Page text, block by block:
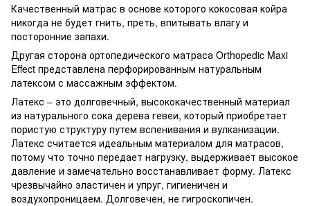
Качественный матрас в основе которого кокосовая койра
никогда не будет гнить, преть, впитывать влагу и
посторонние запахи.
Другая сторона ортопедического матраса Orthopedic Maxi
Effect представлена перфорированным натуральным
латексом с массажным эффектом.
Латекс – это долговечный, высококачественный материал
из натурального сока дерева гевеи, который приобретает
пористую структуру путем вспенивания и вулканизации.
Латекс считается идеальным материалом для матрасов,
потому что точно передает нагрузку, выдерживает высокое
давление и замечательно восстанавливает форму. Латекс
чрезвычайно эластичен и упруг, гигиеничен и
воздухопроницаем. Долговечен, не гигроскопичен.